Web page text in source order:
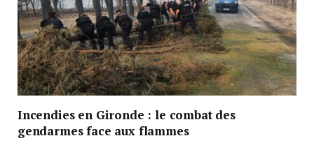
Incendies en Gironde : le combat des
gendarmes face aux flammes